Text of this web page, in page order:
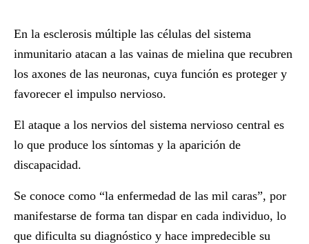
En la esclerosis múltiple las células del sistema
inmunitario atacan a las vainas de mielina que recubren
los axones de las neuronas, cuya función es proteger y
favorecer el impulso nervioso.
El ataque a los nervios del sistema nervioso central es
lo que produce los síntomas y la aparición de
discapacidad.
Se conoce como “la enfermedad de las mil caras”, por
manifestarse de forma tan dispar en cada individuo, lo
que dificulta su diagnóstico y hace impredecible su